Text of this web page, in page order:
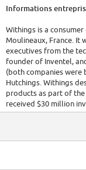
Informations
Withings is a
Moulineaux, France. It
executives from the
founder of Inventel,
(both companies were
Hutchings. Withings
products as part of
received $30 million
CapitalPartners, and